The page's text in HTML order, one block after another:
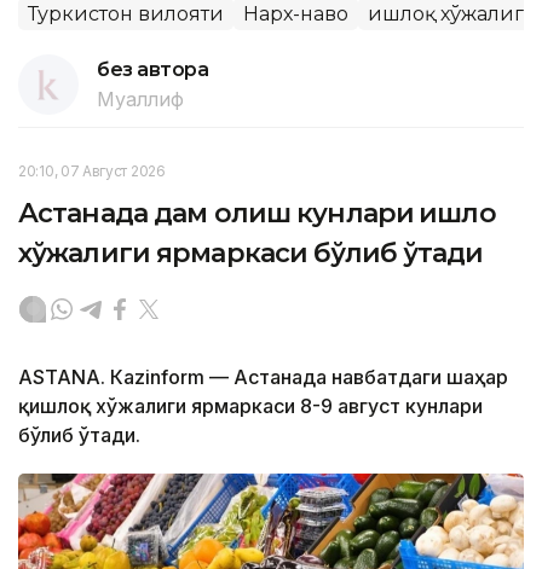
Туркистон вилояти Нарх-наво Қишлоқ хўжалиги
без автора
Муаллиф
20:10, 07 Август 2026
Астанада дам олиш кунлари қишлоқ
хўжалиги ярмаркаси бўлиб ўтади
ASTANА. Кazinform — Астанада навбатдаги шаҳар
қишлоқ хўжалиги ярмаркаси 8-9 август кунлари
бўлиб ўтади.